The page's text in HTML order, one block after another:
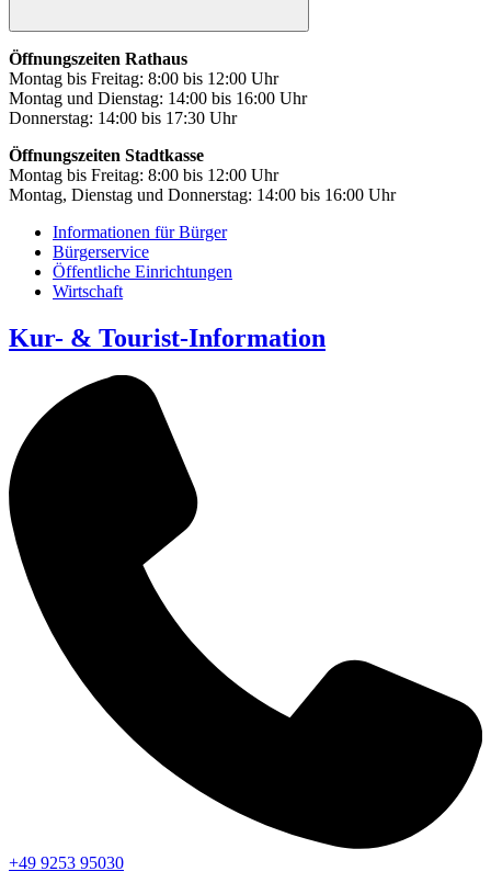
Öffnungszeiten Rathaus
Montag bis Freitag: 8:00 bis 12:00 Uhr
Montag und Dienstag: 14:00 bis 16:00 Uhr
Donnerstag: 14:00 bis 17:30 Uhr
Öffnungszeiten Stadtkasse
Montag bis Freitag: 8:00 bis 12:00 Uhr
Montag, Dienstag und Donnerstag: 14:00 bis 16:00 Uhr
Informationen für Bürger
Bürgerservice
Öffentliche Einrichtungen
Wirtschaft
Kur- & Tourist-Information
+49 9253 95030